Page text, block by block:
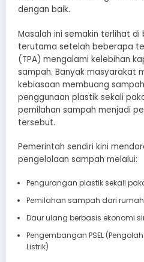
dengan baik.
Masalah ini semakin terlihat
terutama setelah beberapa
(TPA) mengalami kelebihan
sampah. Banyak masyarakat
kebiasaan membuang
penggunaan plastik sekali
pemilahan sampah menjadi
tersebut.
Pemerintah sendiri kini
pengelolaan sampah melalui:
Pengurangan plastik sekali
Pemilahan sampah dari
Daur ulang berbasis ekonomi
Pengembangan PSEL
Listrik)